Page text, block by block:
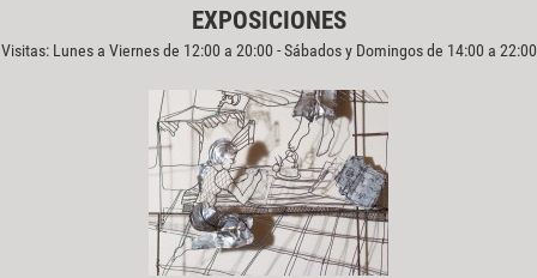
EXPOSICIONES
Visitas: Lunes a Viernes de 12:00 a 20:00 - Sábados y Domingos de 14:00 a 22:00